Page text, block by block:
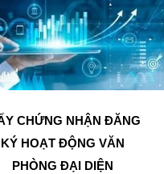
CHỨNG NHẬN ĐĂNG
KÝ HOẠT ĐỘNG VĂN
PHÒNG ĐẠI DIỆN